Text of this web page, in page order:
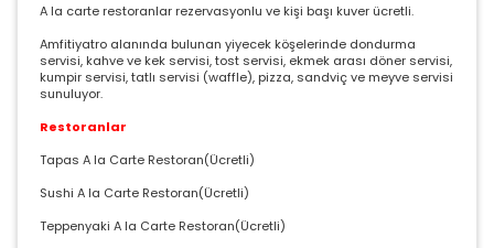
A la carte restoranlar rezervasyonlu ve kişi başı kuver ücretli.
Amfitiyatro alanında bulunan yiyecek köşelerinde dondurma
servisi, kahve ve kek servisi, tost servisi, ekmek arası döner servisi,
kumpir servisi, tatlı servisi (waffle), pizza, sandviç ve meyve servisi
sunuluyor.
Restoranlar
Tapas A la Carte Restoran(Ücretli)
Sushi A la Carte Restoran(Ücretli)
Teppenyaki A la Carte Restoran(Ücretli)